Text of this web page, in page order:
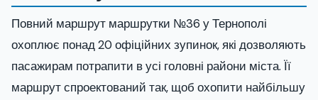
Повний маршрут маршрутки №36 у Тернополі
охоплює понад 20 офіційних зупинок, які дозволяють
пасажирам потрапити в усі головні райони міста. Її
маршрут спроектований так, щоб охопити найбільшу